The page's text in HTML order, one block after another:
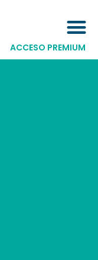
ACCESO PREMIUM